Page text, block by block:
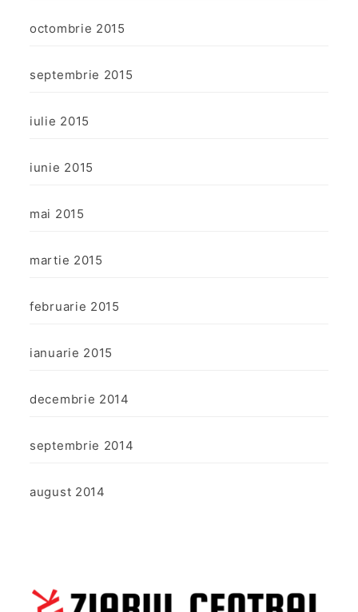
octombrie 2015
septembrie 2015
iulie 2015
iunie 2015
mai 2015
martie 2015
februarie 2015
ianuarie 2015
decembrie 2014
septembrie 2014
august 2014